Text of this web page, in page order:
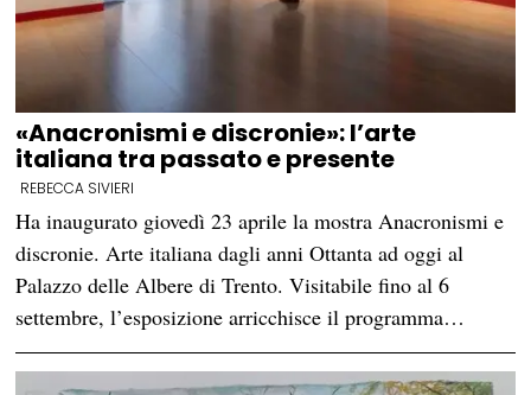
«Anacronismi e discronie»: l’arte
italiana tra passato e presente
REBECCA SIVIERI
Ha inaugurato giovedì 23 aprile la mostra Anacronismi e
discronie. Arte italiana dagli anni Ottanta ad oggi al
Palazzo delle Albere di Trento. Visitabile fino al 6
settembre, l’esposizione arricchisce il programma…